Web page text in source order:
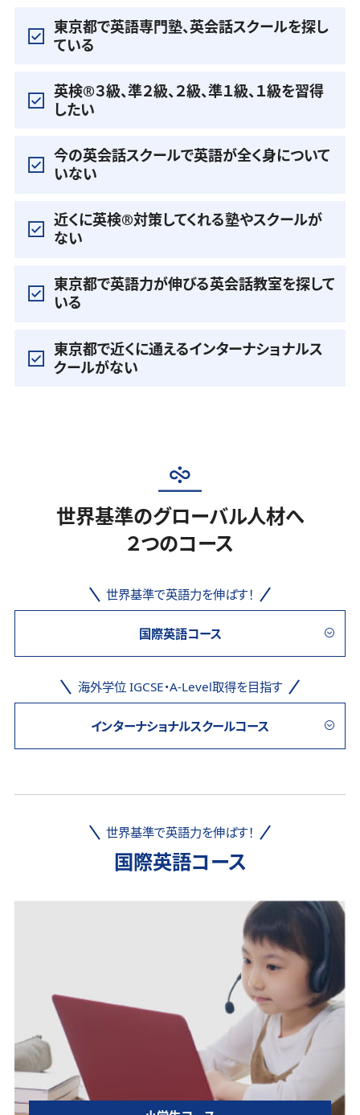
東京都で英語専門塾、英会話スクールを探し
ている
英検®️３級、準２級、２級、準１級、１級を習得
したい
今の英会話スクールで英語が全く身について
いない
近くに英検®️対策してくれる塾やスクールが
ない
東京都で英語力が伸びる英会話教室を探して
いる
東京都で近くに通えるインターナショナルス
クールがない
世界基準のグローバル人材へ
２つのコース
世界基準で英語力を伸ばす！
国際英語コース
海外学位 IGCSE・A-Level取得を目指す
インターナショナルスクールコース
世界基準で英語力を伸ばす！
国際英語コース